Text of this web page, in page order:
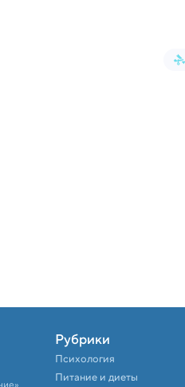
Рубрики
Психология
Питание и диеты